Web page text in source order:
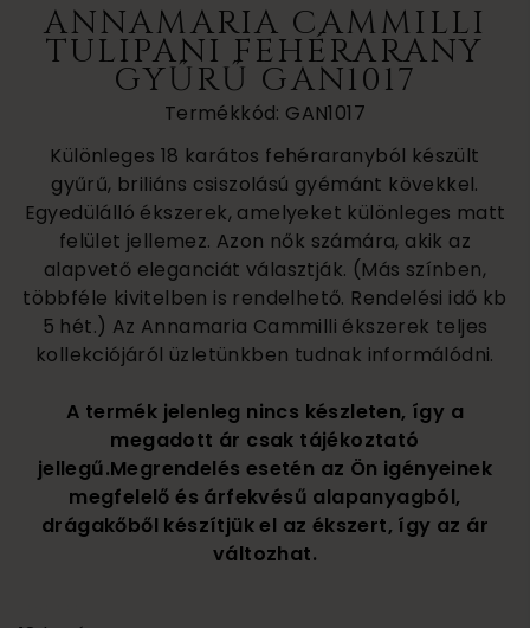
ANNAMARIA CAMMILLI
TULIPANI FEHÉRARANY
GYŰRŰ GAN1017
Termékkód: GAN1017
Különleges 18 karátos fehéraranyból készült
gyűrű, briliáns csiszolású gyémánt kövekkel.
Egyedülálló ékszerek, amelyeket különleges matt
felület jellemez. Azon nők számára, akik az
alapvető eleganciát választják. (Más színben,
többféle kivitelben is rendelhető. Rendelési idő kb
5 hét.) Az Annamaria Cammilli ékszerek teljes
kollekciójáról üzletünkben tudnak informálódni.
A termék jelenleg nincs készleten, így a
megadott ár csak tájékoztató
jellegű.Megrendelés esetén az Ön igényeinek
megfelelő és árfekvésű alapanyagból,
drágakőből készítjük el az ékszert, így az ár
változhat.